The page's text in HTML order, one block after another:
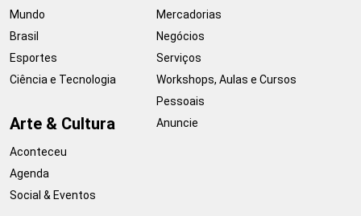
Mundo
Brasil
Esportes
Ciência e Tecnologia
Arte & Cultura
Aconteceu
Agenda
Social & Eventos
Mercadorias
Negócios
Serviços
Workshops, Aulas e Cursos
Pessoais
Anuncie